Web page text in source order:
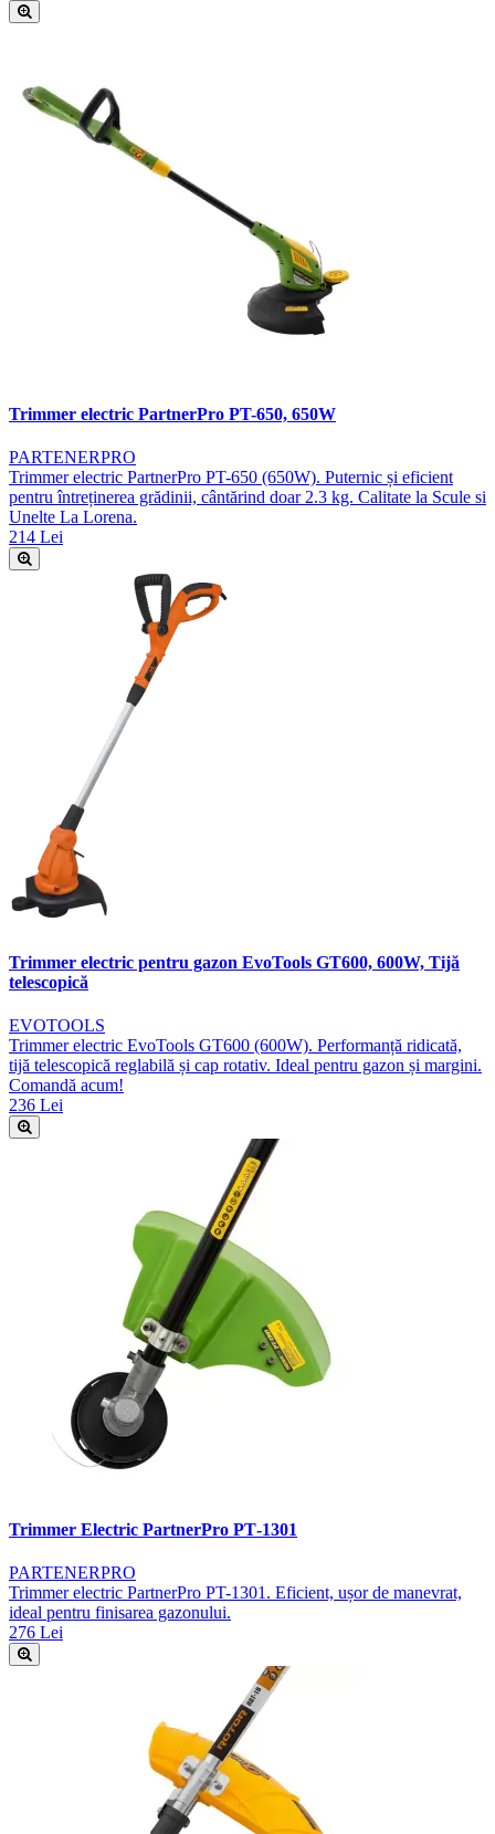
Trimmer electric PartnerPro PT-650, 650W
PARTENERPRO
Trimmer electric PartnerPro PT-650 (650W). Puternic și eficient
pentru întreținerea grădinii, cântărind doar 2.3 kg. Calitate la Scule si
Unelte La Lorena.
214 Lei
Trimmer electric pentru gazon EvoTools GT600, 600W, Tijă
telescopică
EVOTOOLS
Trimmer electric EvoTools GT600 (600W). Performanță ridicată,
tijă telescopică reglabilă și cap rotativ. Ideal pentru gazon și margini.
Comandă acum!
236 Lei
Trimmer Electric PartnerPro PT‑1301
PARTENERPRO
Trimmer electric PartnerPro PT-1301. Eficient, ușor de manevrat,
ideal pentru finisarea gazonului.
276 Lei